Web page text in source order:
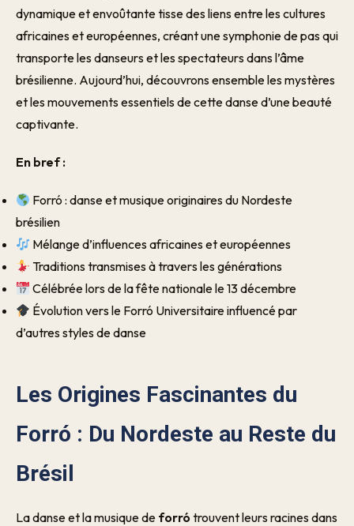
dynamique et envoûtante tisse des liens entre les cultures
africaines et européennes, créant une symphonie de pas qui
transporte les danseurs et les spectateurs dans l’âme
brésilienne. Aujourd’hui, découvrons ensemble les mystères
et les mouvements essentiels de cette danse d’une beauté
captivante.
En bref :
Forró : danse et musique originaires du Nordeste
brésilien
Mélange d’influences africaines et européennes
Traditions transmises à travers les générations
Célébrée lors de la fête nationale le 13 décembre
Évolution vers le Forró Universitaire influencé par
d’autres styles de danse
Les Origines Fascinantes du
Forró : Du Nordeste au Reste du
Brésil
La danse et la musique de forró trouvent leurs racines dans